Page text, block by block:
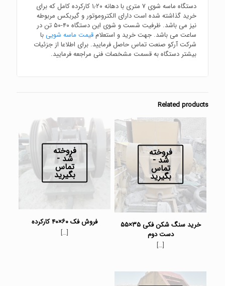
دستگاه ماسه شوی ۷ متری با دهانه ۱٫۲۰ کارکرده کامل که برای
خرید گذاشته شده است دارای الکتروموتور و گیربکس مربوطه
نیز می باشد. ظرفیت شست و شوی این دستگاه ۴۰-۵۰ تن در
ساعت می باشد. جهت خرید و استعلامقیمت ماسه شوییبا
شرکت آرکو صنعت تماس حاصل فرمایید. برای اطلاعا از جزئیات
بیشتر دستگاه به قسمت مشخصات فنی مراجعه فرمایید.
Related products
فروخته
شد -
تماس
بگیرید
خرید سنگ شکن فکی ۳۵×۵۵
دست دوم
[…]
فروخته
شد -
تماس
بگیرید
فروش فک ۶۰×۴۰ کارکرده
[…]